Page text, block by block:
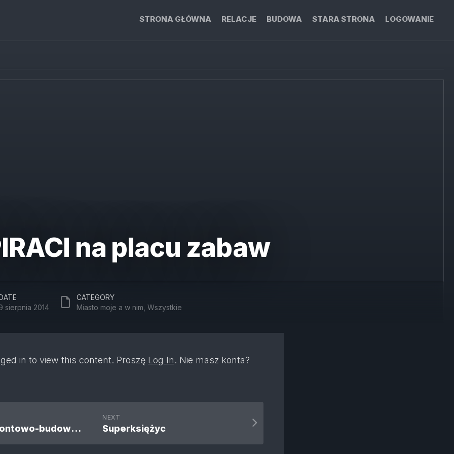
STRONA GŁÓWNA RELACJE BUDOWA STARA STRONA LOGOWANIE
na placu zabaw
sierpnia 2014
CATEGORY
Miasto moje a w nim Wszystkie
in to view this content. Proszę Log In. Nie masz konta?
NEXT
Superksiężyc
Tydzień remontowo-budowlany pod lasem